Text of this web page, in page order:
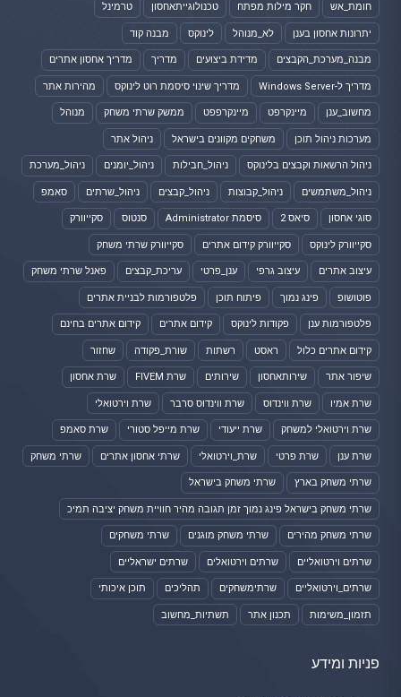
חומת_אש חקר מילות מפתח טכנולוגייתאחסון טרמינל
יתרונות אחסון בענן לא_מנוהל לינוקס מבנה קוד
מבנה_מערכת_הקבצים מדידת ביצועים מדריך מדריך אחסון אתרים
מדריך ל-Windows Server מדריך שינוי סיסמת רוט לינוקס מהירות אתר
מחשוב_ענן מיינקרפט מיינקרפפט ממשק שרתי משחק מנוהל
מערכות ניהול תוכן משחקים מקוונים בישראל ניהול אתר
ניהול הרשאות וקבצים בלינוקס ניהול_חבילות ניהול_יומנים ניהול_מערכת
ניהול_משתמשים ניהול_קבוצות ניהול_קבצים ניהול_שרתים סאמפ
סוגי אחסון סיאס 2 סיסמת Administrator סנטוס סקייוורק
סקייוורק לינוקס סקייוורק קידום אתרים סקייוורק שרתי משחק
עיצוב אתרים עיצוב גרפי ענן_פרטי עריכת_קבצים פאנל שרתי משחק
פוטושופ פינג נמוך פיתוח תוכן פלטפורמות לבניית אתרים
פלטפורמות ענן פקודות לינוקס קידום אתרים קידום אתרים בחינם
קידום אתרים כלול ראסט רשתות שורת_פקודה שחזור
שיפור אתר שירותאחסון שירותים שרת FIVEM שרת אחסון
שרת אמיו שרת ווינדוס שרת ווינדוס סרבר שרת וירטואלי
שרת וירטואלי למשחק שרת ייעודי שרת מייפל סטורי שרת סאמפ
שרת ענן שרת פרטי שרת_וירטואלי שרתי אחסון אתרים שרתי משחק
שרתי משחק בארץ שרתי משחק בישראל
שרתי משחק בישראל פינג נמוך זמן תגובה מהיר חוויית משחק יציבה תמיכ
שרתי משחק מהירים שרתי משחק מוגנים שרתי משחקים
שרתים וירטואליים שרתים וירטואלים שרתים ישראליים
שרתים_וירטואליים שרתימשחקים תהליכים תוכן איכותי
תזמון_משימות תכנון אתר תשתיות_מחשוב
פניות ומידע